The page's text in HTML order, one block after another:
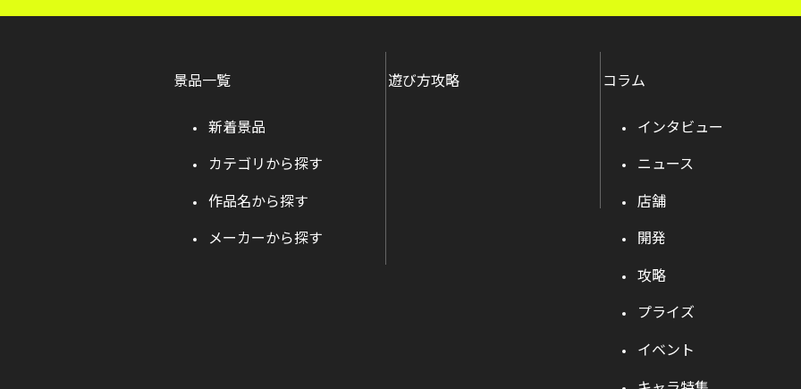
景品一覧
新着景品
カテゴリから探す
作品名から探す
メーカーから探す
遊び方攻略 コラム
インタビュー
ニュース
店舗
開発
攻略
プライズ
イベント